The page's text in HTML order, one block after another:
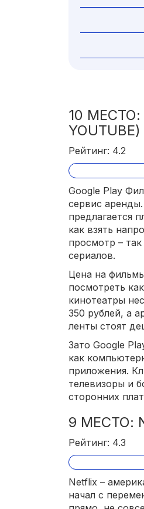
10
YOUTUBE)
Рейтинг: 4.2
Google Play
сервис
предлагается
как взять
просмотр –
сериалов.
Цена на
посмотреть
кинотеатры
350 рублей, а
ленты стоят
Зато Google
как
приложения.
телевизоры и
сторонних
9 МЕСТО:
Рейтинг: 4.3
Netflix –
начал с